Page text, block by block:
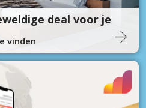
deal voor je
vinden